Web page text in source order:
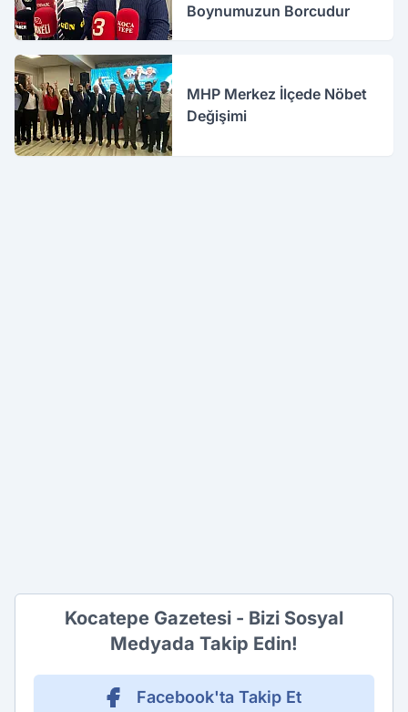
Boynumuzun Borcudur
MHP Merkez İlçede Nöbet
Değişimi
Kocatepe Gazetesi - Bizi Sosyal
Medyada Takip Edin!
Facebook'ta Takip Et